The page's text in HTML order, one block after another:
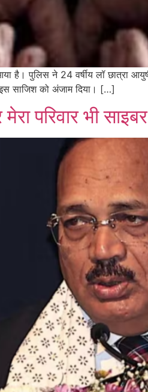
है। पुलिस ने 24 वर्षीय लॉ छात्रा
साजिश को अंजाम दिया। […]
परिवार भी